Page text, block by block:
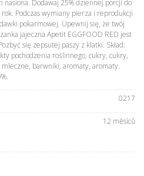
nasiona. Dodawaj 25% dziennej porcji do
Podczas wymiany pierza i reprodukcji
pokarmowej. Upewnij się, że twój
jajeczna Apetit EGGFOOD RED jest
się zepsutej paszy z klatki. Skład:
pochodzenia roślinnego, cukry, cukry,
barwniki, aromaty, aromaty.
0217
12 měsíců